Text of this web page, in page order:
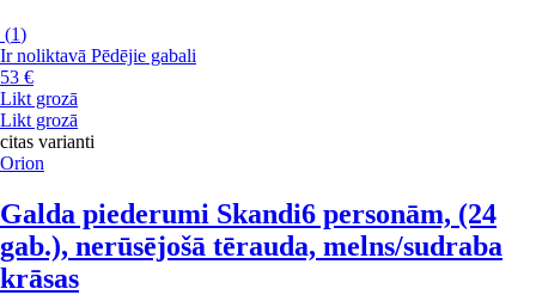
(1)
Ir noliktavā Pēdējie gabali
53 €
Likt grozā
Likt grozā
citas varianti
Orion
Galda piederumi Skandi6 personām, (24
gab.), nerūsējošā tērauda, melns/sudraba
krāsas